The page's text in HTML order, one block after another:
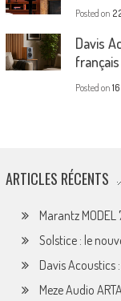
Posted on
Davis
Posted on
ARTICLES RÉCENTS
Marantz
Solstice : le
Davis Acoustics
Meze Audio